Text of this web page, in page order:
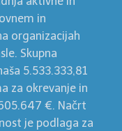
in
organizacijah
Skupna
5.533.333,81
za okrevanje in
€. Načrt
je podlaga za